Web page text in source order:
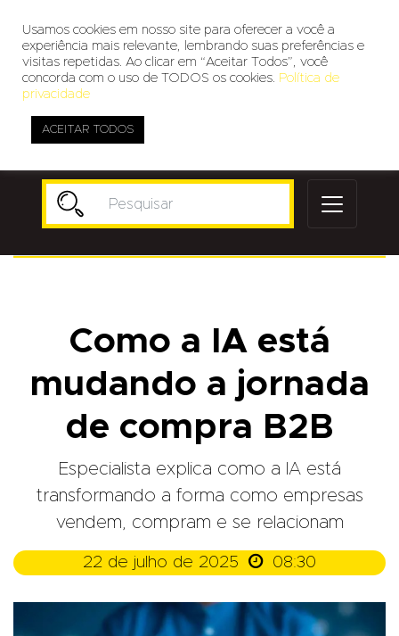
Como a IA está
mudando a jornada
de compra B2B
Especialista explica como a IA está
transformando a forma como empresas
vendem, compram e se relacionam
22 de julho de 2025  08:30
Usamos cookies em nosso site para oferecer a você a
experiência mais relevante, lembrando suas preferências e
visitas repetidas. Ao clicar em “Aceitar Todos”, você
concorda com o uso de TODOS os cookies. Política de
privacidade
ACEITAR TODOS